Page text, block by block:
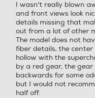
stelle.
I wasn't really blown
and front views look
details missing that
out from a lot of other
The model does not
fiber details, the
hollow with the
by a red gear, the
backwards for some
but I would not
half off.